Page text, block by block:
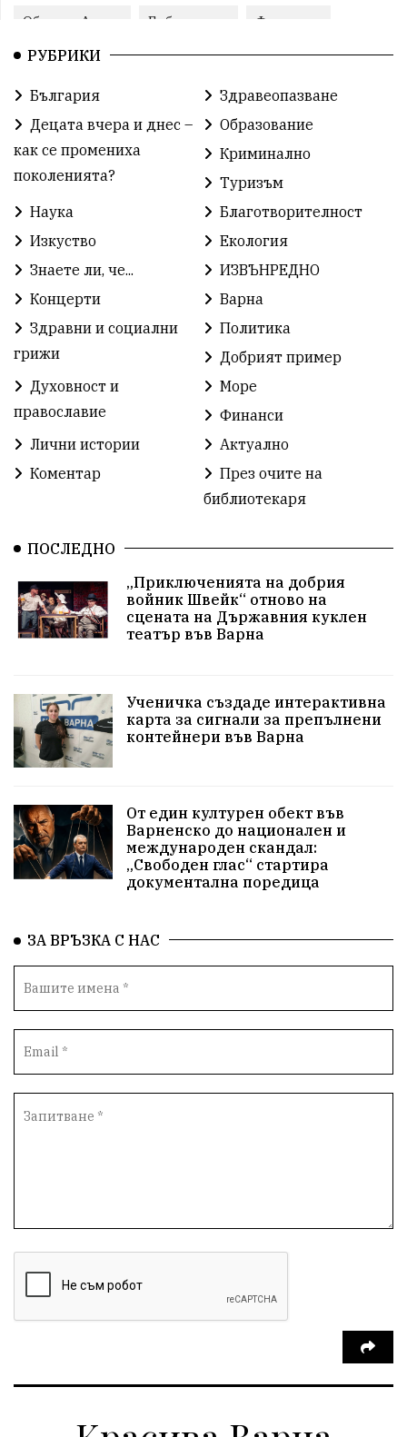
Община Аврен Библиотека Фестивал
Финанси
Театър Спорт за деца История
Градски транспорт
Безплатни прегледи Волейбол Карин дом
Зелена Енергия Ден на детето
Книги Ветрогенератори Девня
Ден на народните будители Изложба
Детски градини Богоявление
Разрушеното бомбоубежище
Избори 2026 Дарения
Концерт
едрогабаритни отпадъци
Културни и спортни събития Аспарухово
Безводие пожари Тенис Вълчи дол
Училища Лична инициатива Величие
Приют за кучета
Новини Зелена зона
Незаконно строителство
Опера
„Исторически парк“
рекет, натиск и изнудване
село Неофит Рилски
РУБРИКИ
България
Здравеопазване
Децата вчера и днес –
как се промениха
поколенията?
Образование
Криминално
Туризъм
Наука
Благотворителност
Изкуство
Екология
Знаете ли, че...
ИЗВЪНРЕДНО
Концерти
Варна
Здравни и социални
грижи
Политика
Добрият пример
Духовност и
православие
Море
Финанси
Лични истории
Актуално
Коментар
През очите на
библиотекаря
ПОСЛЕДНО
„Приключенията на добрия
войник Швейк“ отново на
сцената на Държавния куклен
театър във Варна
Ученичка създаде интерактивна
карта за сигнали за препълнени
контейнери във Варна
От един културен обект във
Варненско до национален и
международен скандал:
„Свободен глас“ стартира
документална поредица
ЗА ВРЪЗКА С НАС